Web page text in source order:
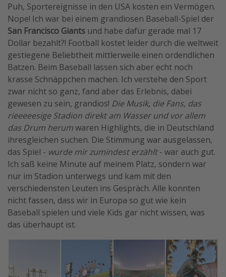
Puh, Sportereignisse in den USA kosten ein Vermögen.
Nope! Ich war bei einem grandiosen Baseball-Spiel der
San Francisco Giants und habe dafür gerade mal 17
Dollar bezahlt?! Football kostet leider durch die weltweit
gestiegene Beliebtheit mittlerweile einen ordendlichen
Batzen. Beim Baseball lassen sich aber echt noch
krasse Schnäppchen machen. Ich verstehe den Sport
zwar nicht so ganz, fand aber das Erlebnis, dabei
gewesen zu sein, grandios! Die Musik, die Fans, das
rieeeeesige Stadion direkt am Wasser und vor allem
das Drum herumwaren Highlights, die in Deutschland
ihresgleichen suchen. Die Stimmung war ausgelassen,
das Spiel - wurde mir zumindest erzählt- war auch gut.
Ich saß keine Minute auf meinem Platz, sondern war
nur im Stadion unterwegs und kam mit den
verschiedensten Leuten ins Gespräch. Alle konnten
nicht fassen, dass wir in Europa so gut wie kein
Baseball spielen und viele Kids gar nicht wissen, was
das überhaupt ist.